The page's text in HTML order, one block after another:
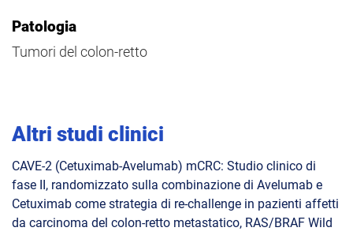
Patologia
Tumori del colon-retto
Altri studi clinici
CAVE-2 (Cetuximab-Avelumab) mCRC: Studio clinico di
fase II, randomizzato sulla combinazione di Avelumab e
Cetuximab come strategia di re-challenge in pazienti affetti
da carcinoma del colon-retto metastatico, RAS/BRAF Wild